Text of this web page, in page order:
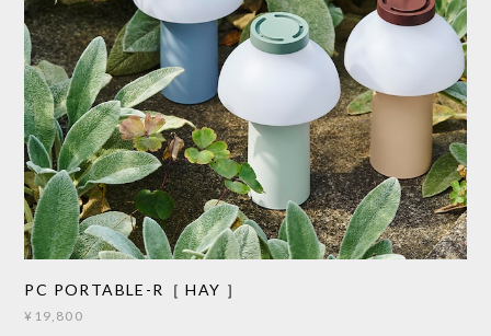
PC PORTABLE-R［ HAY ］
¥19,800